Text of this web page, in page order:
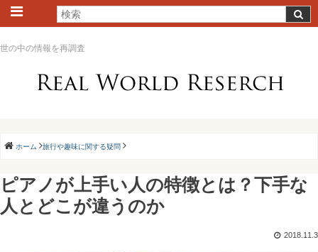
世の中の情報を再調査
ホーム 旅行や趣味に関する疑問
ピアノが上手い人の特徴とは？下手な
人とどこが違うのか
2018.11.3